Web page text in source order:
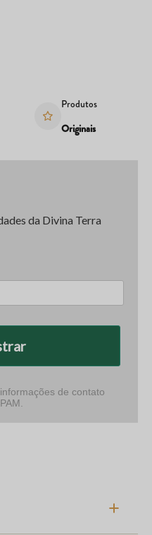
Produtos
Originais
da Divina Terra
de contato